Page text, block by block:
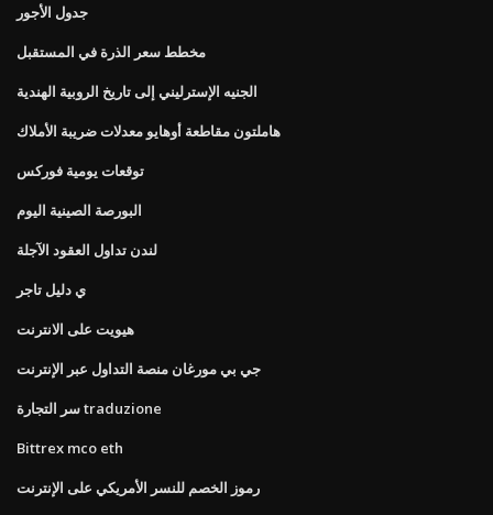
جدول الأجور
مخطط سعر الذرة في المستقبل
الجنيه الإسترليني إلى تاريخ الروبية الهندية
هاملتون مقاطعة أوهايو معدلات ضريبة الأملاك
توقعات يومية فوركس
البورصة الصينية اليوم
لندن تداول العقود الآجلة
ي دليل تاجر
هيويت على الانترنت
جي بي مورغان منصة التداول عبر الإنترنت
سر التجارة traduzione
Bittrex mco eth
رموز الخصم للنسر الأمريكي على الإنترنت